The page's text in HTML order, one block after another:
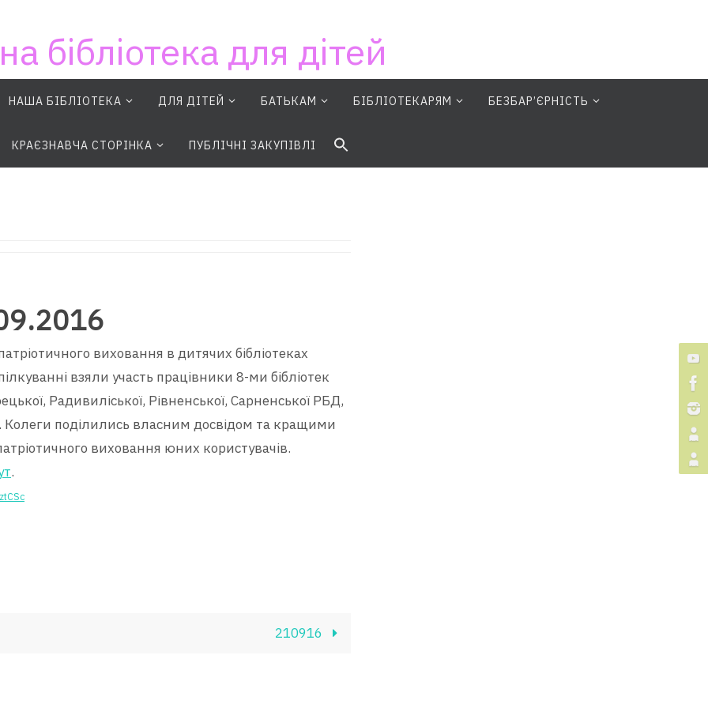
бібліотека для дітей
НАША БІБЛІОТЕКА ДЛЯ ДІТЕЙ БАТЬКАМ БІБЛІОТЕКАРЯМ БЕЗБАР’ЄРНІСТЬ
КРАЄЗНАВЧА СТОРІНКА ПУБЛІЧНІ ЗАКУПІВЛІ
виховання в дитячих бібліотеках
взяли участь працівники 8-ми бібліотек
Радивиліської, Рівненської, Сарненської РБД,
Колеги поділились власним досвідом та кращими
виховання юних користувачів.
.
210916